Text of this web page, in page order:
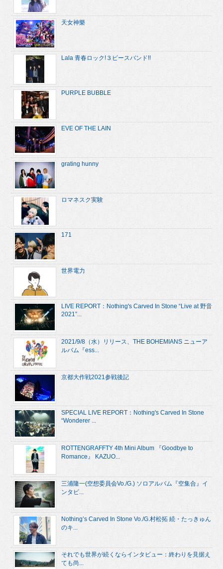
天女神樂
Lala 青春ロック!３ピースバンド!!
PURPLE BUBBLE
EVE OF THE LAIN
grating hunny
ロマネスク実験
171
世界電力
LIVE REPORT：Nothing's Carved In Stone “Live at 野音
2021”...
2021/9/8（水）リリース、THE BOHEMIANS ニューア
ルバム『ess...
京都大作戦2021参戦後記
SPECIAL LIVE REPORT：Nothing's Carved In Stone
“Wonderer ...
ROTTENGRAFFTY 4th Mini Album 『Goodbye to
Romance』 KAZUO...
三浦隆一(空想委員会Vo./G.) ソロアルバム『空集合』イ
ンタビ...
Nothing’s Carved In Stone Vo./G.村松拓 続・たっきゅん
のキ...
それでも世界が続くならインタビュー：終わりを見据え
ても尚...